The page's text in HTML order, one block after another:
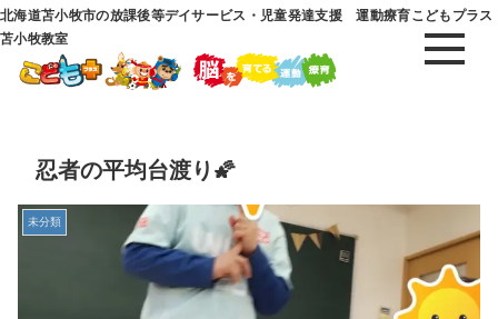
北海道苫小牧市の放課後等デイサービス・児童発達支援 運動療育こどもプラス
苫小牧教室
忍者の平均台渡り🌠
未分類